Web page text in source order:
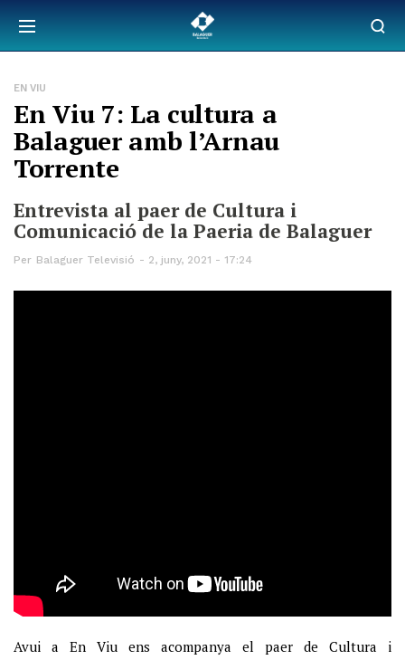
EN VIU
En Viu 7: La cultura a
Balaguer amb l’Arnau
Torrente
Entrevista al paer de Cultura i
Comunicació de la Paeria de Balaguer
Per Balaguer Televisió 2, juny, 2021 - 17:24
Avui a En Viu ens acompanya el paer de Cultura i